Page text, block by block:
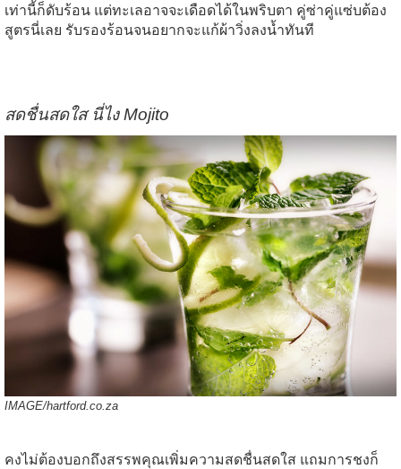
เท่านี้ก็ดับร้อน แต่ทะเลอาจจะเดือดได้ในพริบตา คู่ซ่าคู่แซ่บต้อง
สูตรนี่เลย รับรองร้อนจนอยากจะแก้ผ้าวิ่งลงน้ำทันที
สดชื่นสดใส นี่ไงMojito
IMAGE/hartford.co.za
คงไม่ต้องบอกถึงสรรพคุณเพิ่มความสดชื่นสดใส แถมการชงก็